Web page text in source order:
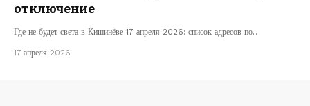
отключение
Где не будет света в Кишинёве 17 апреля 2026: список адресов по…
17 апреля 2026